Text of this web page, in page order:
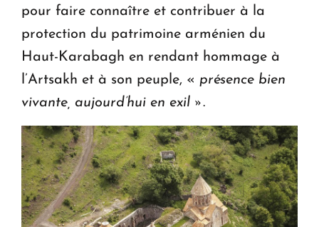
pour faire connaître et contribuer à la
protection du patrimoine arménien du
Haut-Karabagh en rendant hommage à
l’Artsakh et à son peuple, « présence bien
vivante, aujourd’hui en exil ».